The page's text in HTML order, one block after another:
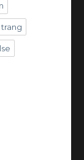
trang